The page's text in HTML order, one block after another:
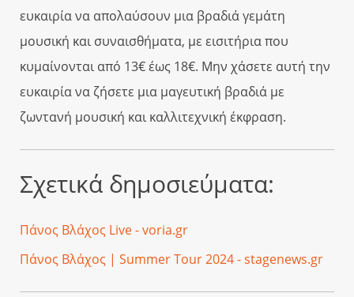
ευκαιρία να απολαύσουν μια βραδιά γεμάτη
μουσική και συναισθήματα, με εισιτήρια που
κυμαίνονται από 13€ έως 18€. Μην χάσετε αυτή την
ευκαιρία να ζήσετε μια μαγευτική βραδιά με
ζωντανή μουσική και καλλιτεχνική έκφραση.
Σχετικά δημοσιεύματα:
Πάνος Βλάχος Live - voria.gr
Πάνος Βλάχος | Summer Tour 2024 - stagenews.gr